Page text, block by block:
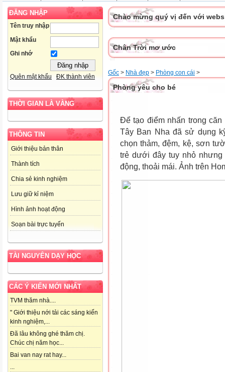
ĐĂNG NHẬP
Tên truy nhập
Mật khẩu
Ghi nhớ
Quên mật khẩu ĐK thành viên
THỜI GIAN LÀ VÀNG
THÔNG TIN
Giới thiệu bản thân
Thành tích
Chia sẻ kinh nghiệm
Lưu giữ kỉ niệm
Hình ảnh hoạt động
Soạn bài trực tuyến
TÀI NGUYÊN DẠY HỌC
CÁC Ý KIẾN MỚI NHẤT
TVM thăm nhà....
" Giới thiệu nới tải các sáng kiến
kinh nghiệm,...
Đã lâu không ghé thăm chị.
Chúc chị năm học...
Bai van nay rat hay...
...
Chào mừng quý vị đến với
Chân Trời mơ ước
Gốc > Nhà đẹp > Phòng con cái >
Phòng yêu cho bé
Để tạo điểm nhấn trong
Tây Ban Nha đã sử dụng
chọn thảm, đệm, kệ, sơn
trẻ dưới đây tuy nhỏ nhưng
động, thoải mái. Ảnh trên